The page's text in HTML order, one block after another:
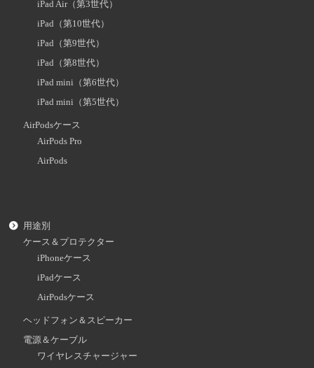
iPad Air（第3世代）
iPad（第10世代）
iPad（第9世代）
iPad（第8世代）
iPad mini（第6世代）
iPad mini（第5世代）
AirPodsケース
AirPods Pro
AirPods
用途別
ケース＆プロテクター
iPhoneケース
iPadケース
AirPodsケース
ヘッドフォン＆スピーカー
電源＆ケーブル
ワイヤレスチャージャー